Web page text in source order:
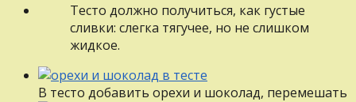
Тесто должно получиться, как густые
сливки: слегка тягучее, но не слишком
жидкое.
В тесто добавить орехи и шоколад, перемешать